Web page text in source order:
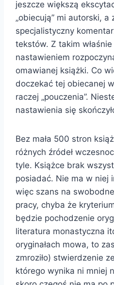
jeszcze większą
„obiecują” mi autorski, a
specjalistyczny
tekstów. Z takim
nastawieniem
omawianej książki. Co
doczekać tej obiecanej
raczej „pouczenia”.
nastawienia się
Bez mała 500 stron
różnych źródeł
tyle. Książce brak
posiadać. Nie ma w niej
więc szans na
pracy, chyba że
będzie pochodzenie
literatura monastyczna
oryginałach mowa, to
zmroziło) stwierdzenie
którego wynika ni mniej